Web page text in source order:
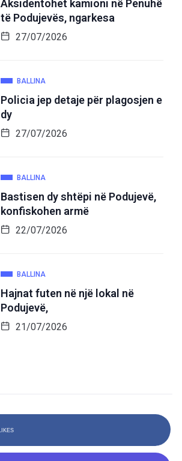
Aksidentohet kamioni në Penuhë
të Podujevës, ngarkesa
27/07/2026
BALLINA
Policia jep detaje për plagosjen e
dy
27/07/2026
BALLINA
Bastisen dy shtëpi në Podujevë,
konfiskohen armë
22/07/2026
BALLINA
Hajnat futen në një lokal në
Podujevë,
21/07/2026
LIKES